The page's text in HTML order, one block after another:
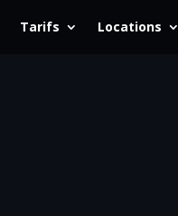
Tarifs Locations